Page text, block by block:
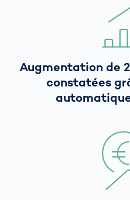
Augmentation de
constatées